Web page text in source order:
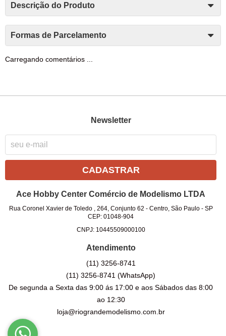
Descrição do Produto
Formas de Parcelamento
Carregando comentários ...
Newsletter
CADASTRAR
Ace Hobby Center Comércio de Modelismo LTDA
Rua Coronel Xavier de Toledo , 264, Conjunto 62 - Centro, São Paulo- SP
CEP: 01048-904
CNPJ: 10445509000100
Atendimento
(11) 3256-8741
(11) 3256-8741(WhatsApp)
De segunda a Sexta das 9:00 ás 17:00 e aos Sábados das 8:00
ao 12:30
loja@riograndemodelismo.com.br